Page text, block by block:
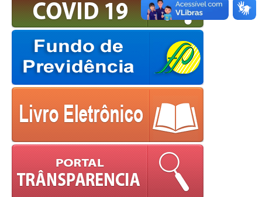
European Commission |
Cookies Policy
powered by WPCookiePro